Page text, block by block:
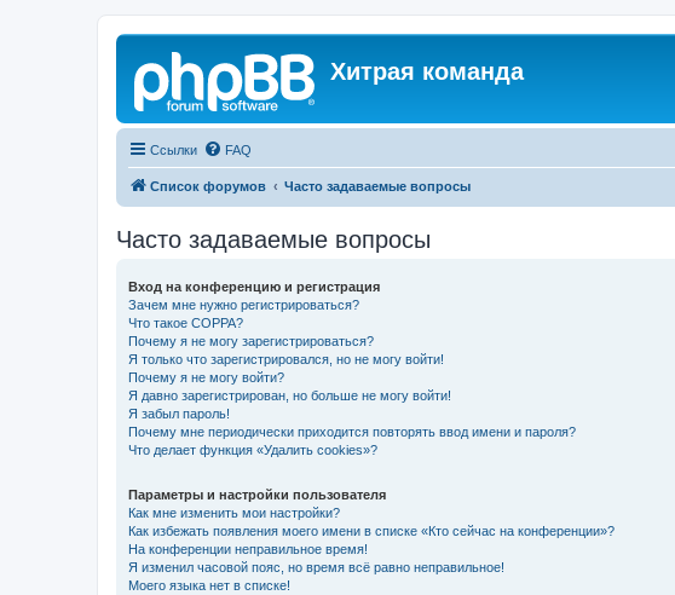
Хитрая команда
Ссылки FAQ
Список форумов Часто задаваемые вопросы
Часто задаваемые вопросы
Вход на конференцию и регистрация
Зачем мне нужно регистрироваться?
Что такое COPPA?
Почему я не могу зарегистрироваться?
Я только что зарегистрировался, но не могу войти!
Почему я не могу войти?
Я давно зарегистрирован, но больше не могу войти!
Я забыл пароль!
Почему мне периодически приходится повторять ввод имени и пароля?
Что делает функция «Удалить cookies»?
Параметры и настройки пользователя
Как мне изменить мои настройки?
Как избежать появления моего имени в списке «Кто сейчас на конференции»?
На конференции неправильное время!
Я изменил часовой пояс, но время всё равно неправильное!
Моего языка нет в списке!